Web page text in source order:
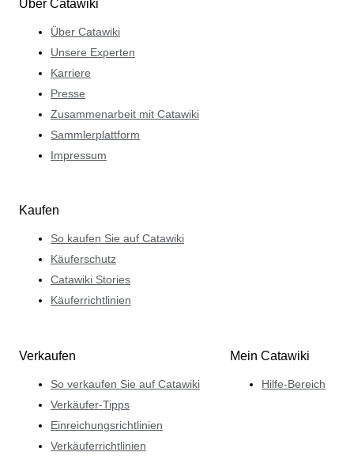
Über Catawiki
Über Catawiki
Unsere Experten
Karriere
Presse
Zusammenarbeit mit Catawiki
Sammlerplattform
Impressum
Kaufen
So kaufen Sie auf Catawiki
Käuferschutz
Catawiki Stories
Käuferrichtlinien
Verkaufen
So verkaufen Sie auf Catawiki
Verkäufer-Tipps
Einreichungsrichtlinien
Verkäuferrichtlinien
Mein Catawiki
Hilfe-Bereich